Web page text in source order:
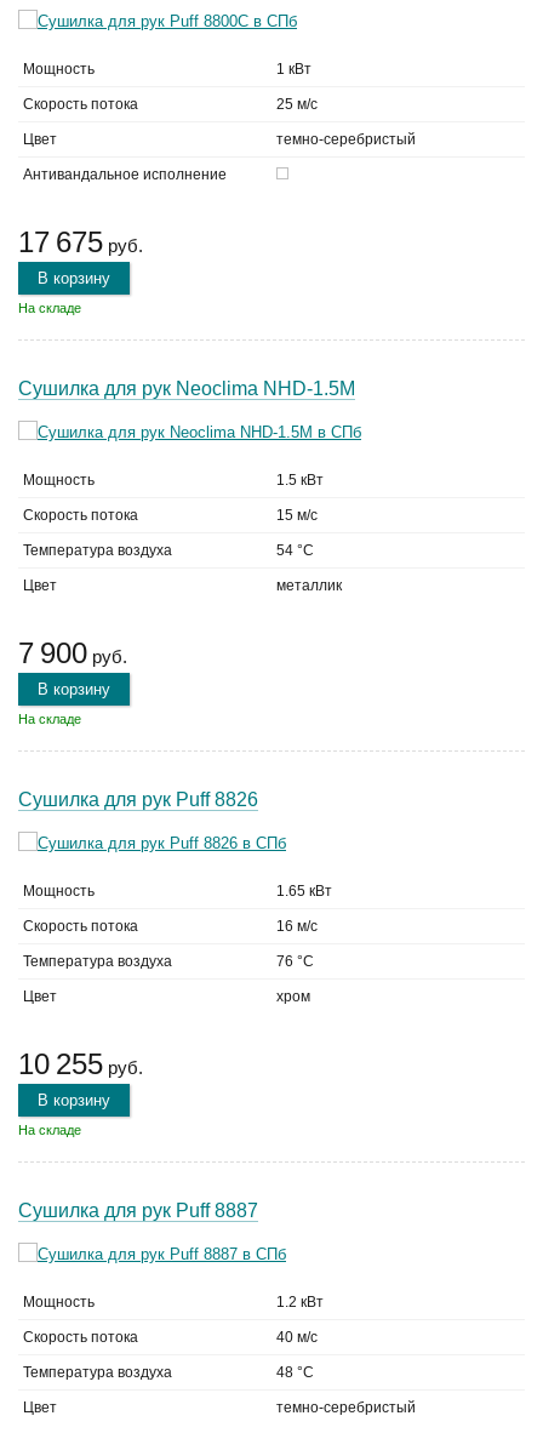
Мощность 1 кВт
Скорость потока 25 м/с
Цвет темно-серебристый
Антивандальное исполнение
17 675 руб.
В корзину
На складе
Сушилка для рук Neoclima NHD-1.5M
Мощность 1.5 кВт
Скорость потока 15 м/с
Температура воздуха 54 °C
Цвет металлик
7 900 руб.
В корзину
На складе
Сушилка для рук Puff 8826
Мощность 1.65 кВт
Скорость потока 16 м/с
Температура воздуха 76 °C
Цвет хром
10 255 руб.
В корзину
На складе
Сушилка для рук Puff 8887
Мощность 1.2 кВт
Скорость потока 40 м/с
Температура воздуха 48 °C
Цвет темно-серебристый